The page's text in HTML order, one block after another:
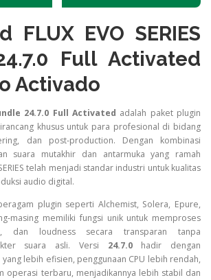
FLUX EVO SERIES
Full Activated
Activado
24.7.0 Full Activated adalah paket plugin
khusus untuk para profesional di bidang
dan post-production. Dengan kombinasi
suara mutakhir dan antarmuka yang ramah
telah menjadi standar industri untuk kualitas
audio digital.
plugin seperti Alchemist, Solera, Epure,
masing memiliki fungsi unik untuk memproses
dan loudness secara transparan tanpa
suara asli. Versi 24.7.0hadir dengan
lebih efisien, penggunaan CPU lebih rendah,
operasi terbaru, menjadikannya lebih stabil dan